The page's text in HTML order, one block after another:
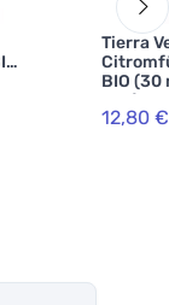
Tierra
BIO (30
segít a
12,80 €